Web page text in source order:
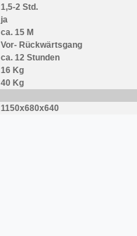
1,5-2 Std.
ja
ca. 15 M
Vor- Rückwärtsgang
ca. 12 Stunden
16 Kg
40 Kg
1150x680x640